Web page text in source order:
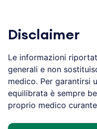
Disclaimer
Le informazioni
generali e non
medico. Per garantirsi
equilibrata è sempre
proprio medico